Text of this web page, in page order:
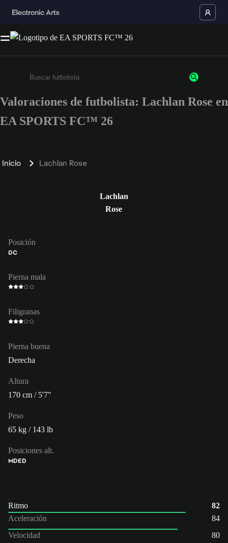
Escribe un mínimo de 3 caracteres o números.
Valoraciones de futbolista: Lachlan Rose en
EA SPORTS FC™ 26
Inicio Lachlan Rose
Lachlan
Rose
Posición
DC
Pierna mala
Filigranas
Pierna buena
Derecha
Altura
170 cm / 5'7"
Peso
65 kg / 143 lb
Posiciones alt.
MDED
Ritmo
82
Aceleración
84
Velocidad
80